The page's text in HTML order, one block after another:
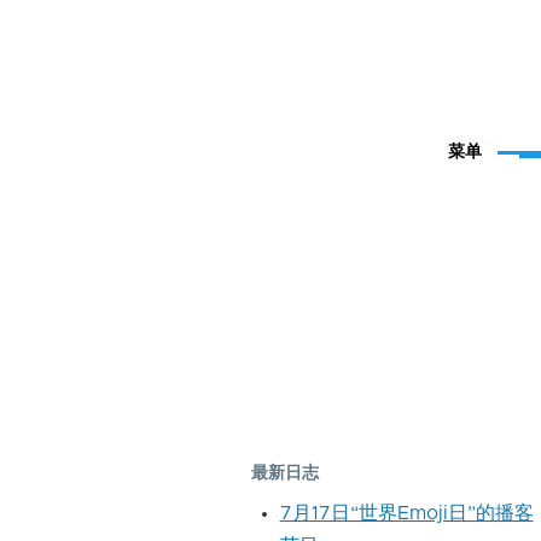
菜单
最新日志
7月17日“世界Emoji日”的播客